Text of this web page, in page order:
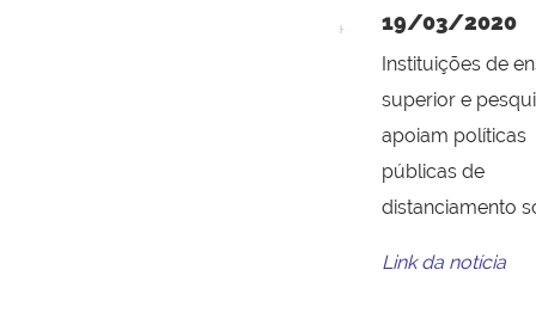
19/03/2020
Instituições de
superior e
apoiam políticas
públicas de
distanciamento
Link da notícia